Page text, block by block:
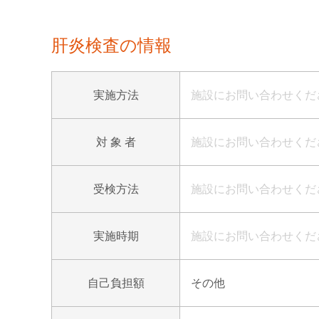
肝炎検査の情報
実施方法 施設にお問い合わせくだ
対 象 者 施設にお問い合わせくだ
受検方法 施設にお問い合わせくだ
実施時期 施設にお問い合わせくだ
自己負担額 その他